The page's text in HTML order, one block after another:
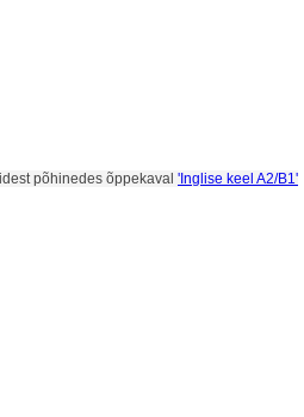
põhinedes õppekaval 'Inglise keel A2/B1'